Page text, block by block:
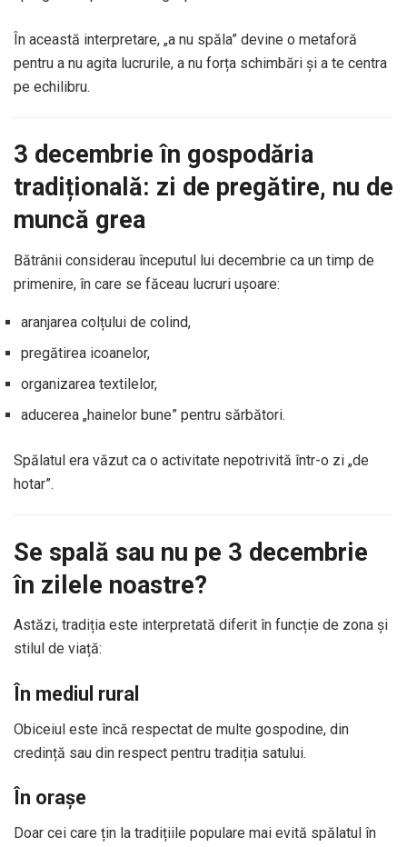
În această interpretare, „a nu spăla” devine o metaforă
pentru a nu agita lucrurile, a nu forța schimbări și a te centra
pe echilibru.
3 decembrie în gospodăria
tradițională: zi de pregătire, nu de
muncă grea
Bătrânii considerau începutul lui decembrie ca un timp de
primenire, în care se făceau lucruri ușoare:
aranjarea colțului de colind,
pregătirea icoanelor,
organizarea textilelor,
aducerea „hainelor bune” pentru sărbători.
Spălatul era văzut ca o activitate nepotrivită într-o zi „de
hotar”.
Se spală sau nu pe 3 decembrie
în zilele noastre?
Astăzi, tradiția este interpretată diferit în funcție de zona și
stilul de viață:
În mediul rural
Obiceiul este încă respectat de multe gospodine, din
credință sau din respect pentru tradiția satului.
În orașe
Doar cei care țin la tradițiile populare mai evită spălatul în